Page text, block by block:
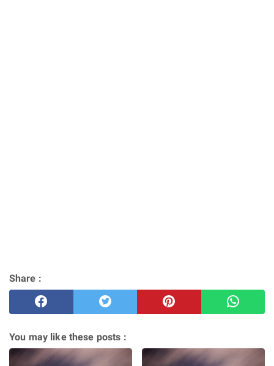
Share :
You may like these posts :